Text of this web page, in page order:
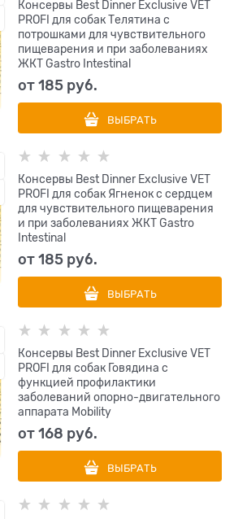
Консервы Best Dinner Exclusive VET
PROFI для собак Телятина с
потрошками для чувствительного
пищеварения и при заболеваниях
ЖКТ Gastro Intestinal
от185 руб.
ВЫБРАТЬ
Консервы Best Dinner Exclusive VET
PROFI для собак Ягненок с сердцем
для чувствительного пищеварения
и при заболеваниях ЖКТ Gastro
Intestinal
от185 руб.
ВЫБРАТЬ
Консервы Best Dinner Exclusive VET
PROFI для собак Говядина с
функцией профилактики
заболеваний опорно-двигательного
аппарата Mobility
от168 руб.
ВЫБРАТЬ